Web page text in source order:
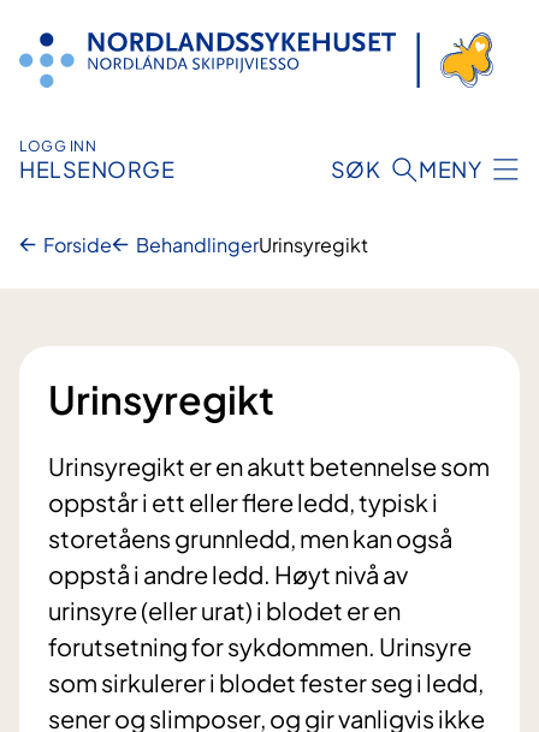
innhold
LOGG INN
HELSENORGE SØK MENY
Forside BehandlingerUrinsyregikt
Urinsyregikt
Urinsyregikt er en akutt betennelse som
oppstår i ett eller flere ledd, typisk i
storetåens grunnledd, men kan også
oppstå i andre ledd. Høyt nivå av
urinsyre (eller urat) i blodet er en
forutsetning for sykdommen. Urinsyre
som sirkulerer i blodet fester seg i ledd,
sener og slimposer, og gir vanligvis ikke